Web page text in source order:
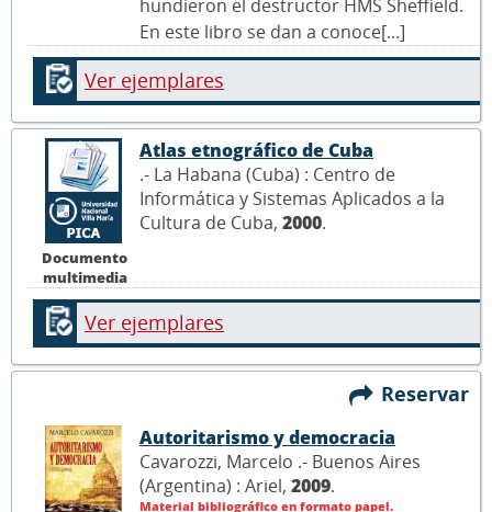
hundieron el destructor HMS Sheffield.
En este libro se dan a conoce[...]
Ver ejemplares
Documento
multimedia
Atlas etnográfico de Cuba
.- La Habana (Cuba) : Centro de
Informática y Sistemas Aplicados a la
Cultura de Cuba, 2000.
Ver ejemplares
Reservar
Autoritarismo y democracia
Cavarozzi, Marcelo .- Buenos Aires
(Argentina) : Ariel, 2009.
Material bibliográfico en formato papel.